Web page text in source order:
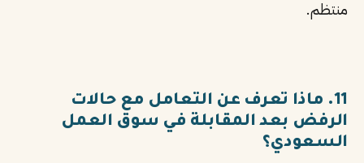
منتظم.
11. ماذا تعرف عن التعامل مع حالات
الرفض بعد المقابلة في سوق العمل
السعودي؟